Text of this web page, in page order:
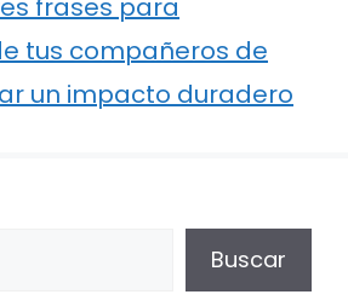
frases para
tus compañeros de
un impacto duradero
Buscar